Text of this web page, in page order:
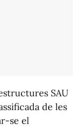
SAU
de les
se el